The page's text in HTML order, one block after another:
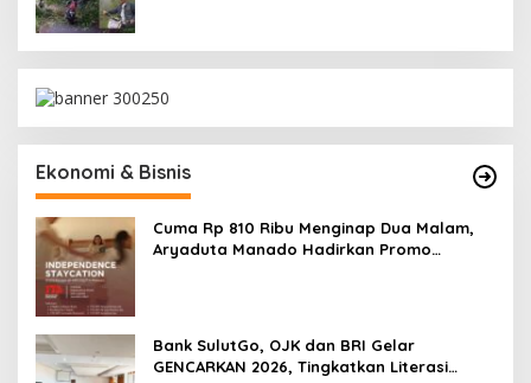
Ekonomi & Bisnis
Cuma Rp 810 Ribu Menginap Dua Malam,
Aryaduta Manado Hadirkan Promo
Bank SulutGo, OJK dan BRI Gelar
GENCARKAN 2026, Tingkatkan Literasi